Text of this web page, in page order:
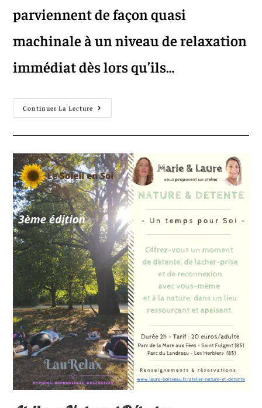
parviennent de façon quasi
machinale à un niveau de relaxation
immédiat dès lors qu’ils…
Continuer La Lecture